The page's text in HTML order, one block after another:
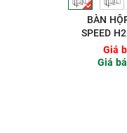
BÀN
SPEED
Giá
Giá